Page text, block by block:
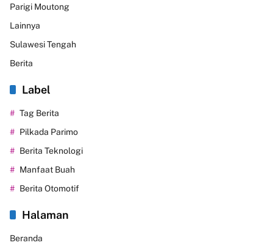
Parigi Moutong
Lainnya
Sulawesi Tengah
Berita
Label
Tag Berita
Pilkada Parimo
Berita Teknologi
Manfaat Buah
Berita Otomotif
Halaman
Beranda